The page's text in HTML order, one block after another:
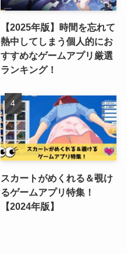
【2025年版】時間を忘れて
熱中してしまう個人的にお
すすめなゲームアプリ厳選
ランキング！
スカートがめくれる＆覗け
るゲームアプリ特集！
【2024年版】